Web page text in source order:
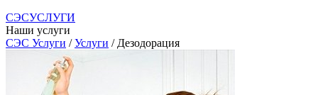
СЭСУСЛУГИ
Наши услуги
СЭС Услуги /Услуги / Дезодорация